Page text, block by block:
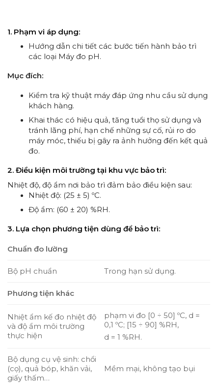
1. Phạm vi áp dụng:
Hướng dẫn chi tiết các bước tiến hành bảo trì
các loại Máy đo pH.
Mục đích:
Kiểm tra kỹ thuật máy đáp ứng nhu cầu sử dụng
khách hàng.
Khai thác có hiệu quả, tăng tuổi thọ sử dụng và
tránh lãng phí, hạn chế những sự cố, rủi ro do
máy móc, thiếu bị gây ra ảnh hưởng đến kết quả
đo.
2. Điều kiện môi trường tại khu vực bảo trì:
Nhiệt độ, độ ẩm nơi bảo trì đảm bảo điều kiện sau:
Nhiệt độ: (25 ± 5) ºC.
Độ ẩm: (60 ± 20) %RH.
3. Lựa chọn phương tiện dùng để bảo trì:
Chuẩn đo lường
Bộ pH chuẩn Trong hạn sử dụng.
Phương tiện khác
Nhiệt ẩm kế đo nhiệt độ
và độ ẩm môi trường
thực hiện
phạm vi đo [0 ÷ 50] ºC, d =
0,1 ºC; [15 ÷ 90] %RH,
d = 1 %RH.
Bộ dụng cụ vệ sinh: chổi
(cọ), quả bóp, khăn vải,
giấy thấm…
Mềm mại, không tạo bụi